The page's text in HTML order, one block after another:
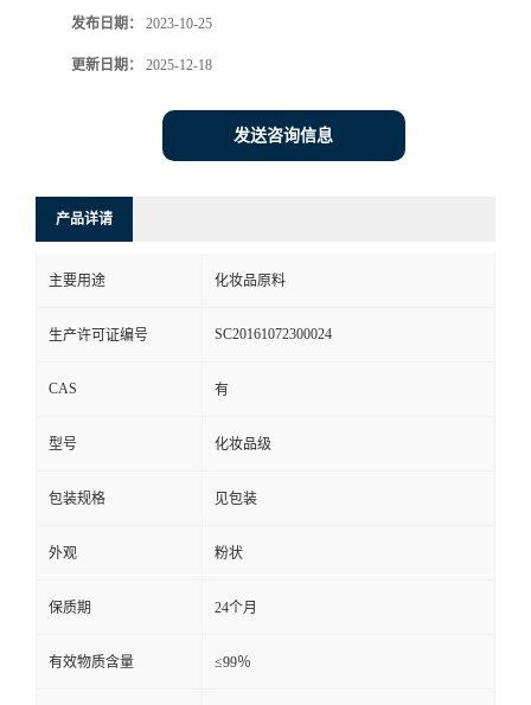
发布日期： 2023-10-25
更新日期： 2025-12-18
发送咨询信息
产品详请
主要用途 化妆品原料
生产许可证编号 SC20161072300024
CAS 有
型号 化妆品级
包装规格 见包装
外观 粉状
保质期 24个月
有效物质含量 ≤99％